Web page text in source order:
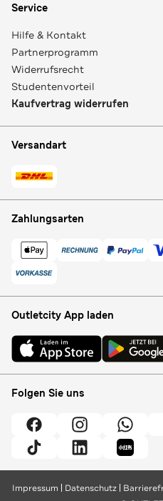
Service
Hilfe & Kontakt
Partnerprogramm
Widerrufsrecht
Studentenvorteil
Kaufvertrag widerrufen
Versandart
Zahlungsarten
Outletcity App laden
Folgen Sie uns
Impressum Datenschutz